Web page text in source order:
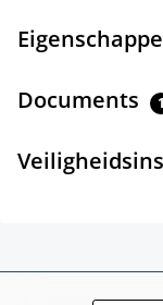
Documents 1